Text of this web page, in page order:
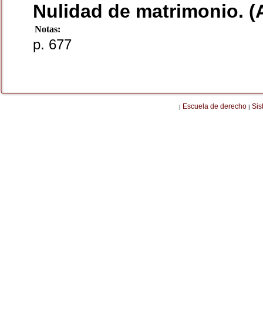
Nulidad de matrimonio.
Notas:
p. 677
| Escuela de derecho |